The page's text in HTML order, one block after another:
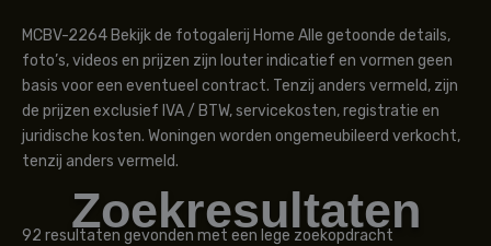
MCBV-2264 Bekijk de fotogalerij Home Alle getoonde details,
foto’s, videos en prijzen zijn louter indicatief en vormen geen
basis voor een eventueel contract. Tenzij anders vermeld, zijn
de prijzen exclusief IVA / BTW, servicekosten, registratie en
juridische kosten. Woningen worden ongemeubileerd verkocht,
tenzij anders vermeld.
Zoekresultaten
92 resultaten gevonden met een lege zoekopdracht